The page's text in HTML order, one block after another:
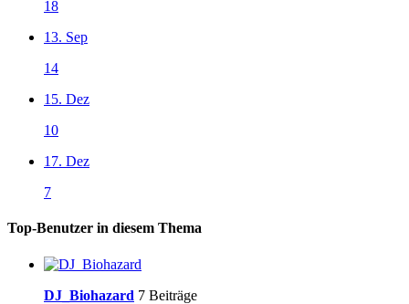
18
13. Sep
14
15. Dez
10
17. Dez
7
Top-Benutzer in diesem Thema
DJ_Biohazard 7 Beiträge